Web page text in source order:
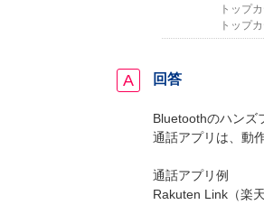
トップ
トップ
回答
Bluetoothのハンズ
通話アプリは、動
通話アプリ例
Rakuten Link（楽